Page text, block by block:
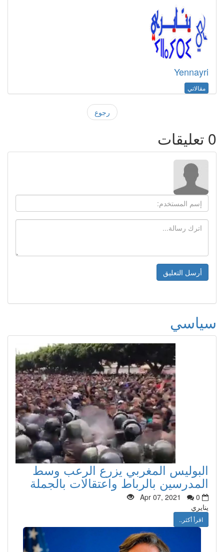
Yennayri
مقالاتي
رجوع
0تعليقات
سياسي
البوليس المغربي يزرع الرعب وسط
المدرسين بالرباط واعتقالات بالجملة
Apr 07, 2021
0
ينايري
اقرأ أكثر..